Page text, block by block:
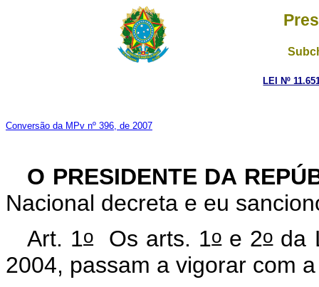
LEI Nº
Conversão da MPv nº 396, de 2007
O PRESIDENTE DA
Nacional decreta e eu
Art. 1o Os arts. 1oe 2oda
2004, passam a vigorar com